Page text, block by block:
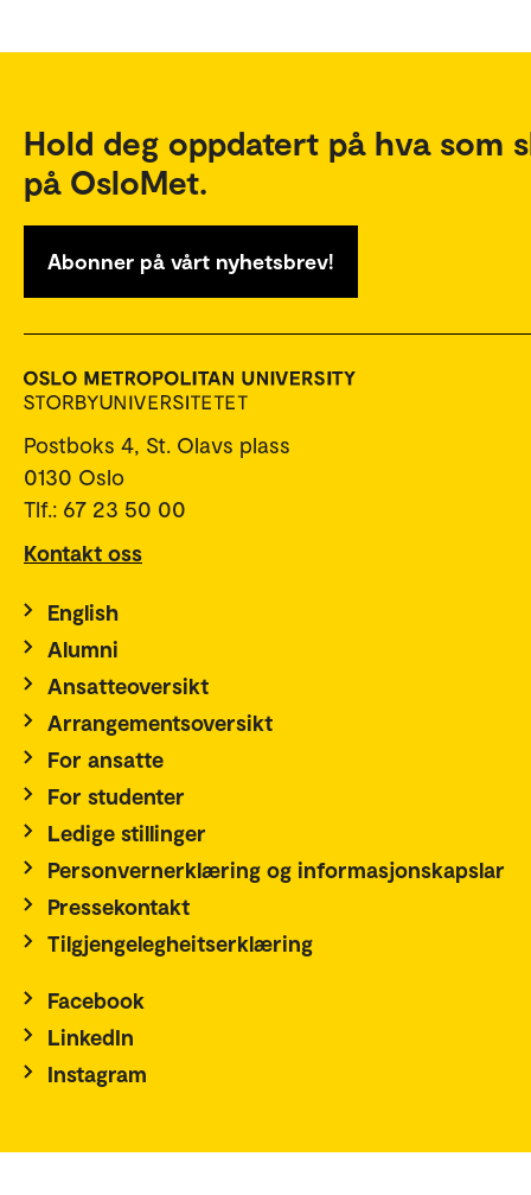
Hold deg oppdatert på hva som
på OsloMet.
Abonner på vårt nyhetsbrev!
Postboks 4, St. Olavs plass
0130 Oslo
Tlf.: 67 23 50 00
Kontakt oss
English
Alumni
Ansatteoversikt
Arrangementsoversikt
For ansatte
For studenter
Ledige stillinger
Personvernerklæring og informasjonskapslar
Pressekontakt
Tilgjengelegheitserklæring
Facebook
LinkedIn
Instagram